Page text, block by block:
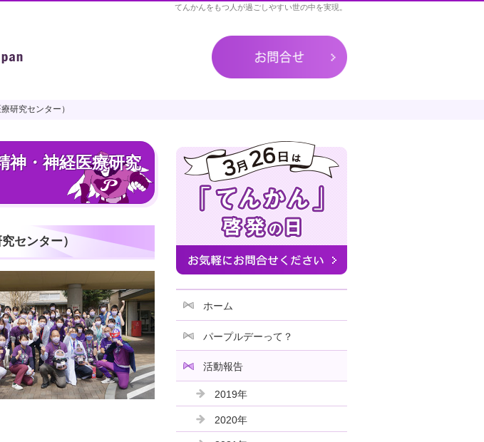
研究センター）
神・神経医療研究
てんかんをもつ人が過ごしやすい世の中を実現。
センター）
ホーム
パープルデーって？
活動報告
2019年
2020年
研究センター）